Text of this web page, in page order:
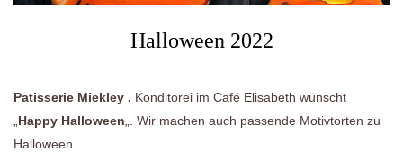
Halloween 2022
Patisserie Miekley . Konditorei im Café Elisabeth wünscht
Happy Halloween „. Wir machen auch passende Motivtorten zu
Halloween.